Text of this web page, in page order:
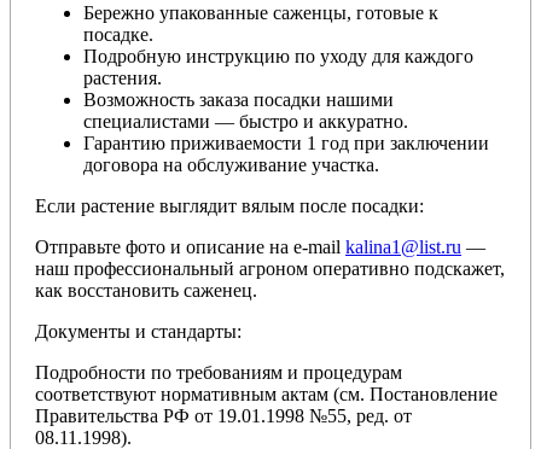
Бережно упакованные саженцы, готовые к
посадке.
Подробную инструкцию по уходу для каждого
растения.
Возможность заказа посадки нашими
специалистами — быстро и аккуратно.
Гарантию приживаемости 1 год при заключении
договора на обслуживание участка.
Если растение выглядит вялым после посадки:
Отправьте фото и описание на e-mail kalina1@list.ru —
наш профессиональный агроном оперативно подскажет,
как восстановить саженец.
Документы и стандарты:
Подробности по требованиям и процедурам
соответствуют нормативным актам (см. Постановление
Правительства РФ от 19.01.1998 №55, ред. от
08.11.1998).